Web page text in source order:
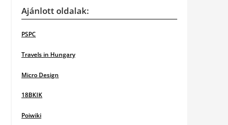
Ajánlott oldalak:
PSPC
Travels in Hungary
Micro Design
18BKIK
Poiwiki